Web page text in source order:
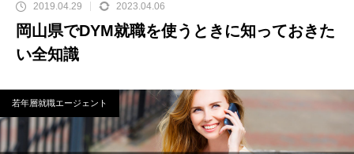
2019.04.29 2023.04.06
岡山県でDYM就職を使うときに知っておきた
い全知識
若年層就職エージェント